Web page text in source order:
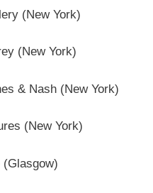
(New York)
(New York)
& Nash (New York)
(New York)
(Glasgow)